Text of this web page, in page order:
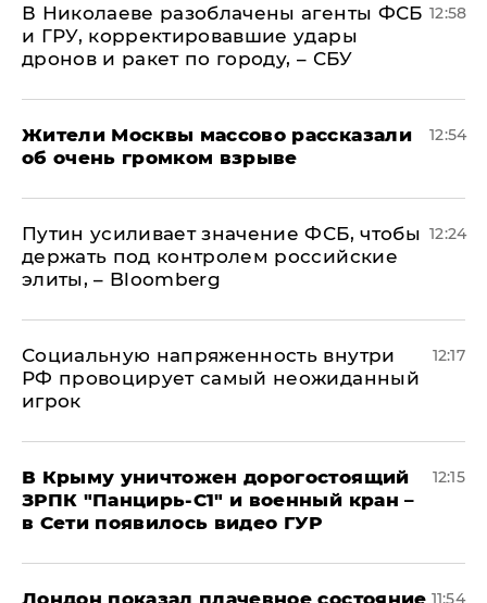
В Николаеве разоблачены агенты ФСБ
и ГРУ, корректировавшие удары
дронов и ракет по городу, – СБУ
12:58
Жители Москвы массово рассказали
об очень громком взрыве
12:54
Путин усиливает значение ФСБ, чтобы
держать под контролем российские
элиты, – Bloomberg
12:24
Социальную напряженность внутри
РФ провоцирует самый неожиданный
игрок
12:17
В Крыму уничтожен дорогостоящий
ЗРПК "Панцирь-С1" и военный кран –
в Сети появилось видео ГУР
12:15
Лондон показал плачевное состояние 11:54